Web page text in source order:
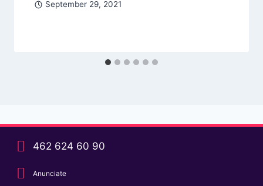
September 29, 2021
462 624 60 90
Anunciate